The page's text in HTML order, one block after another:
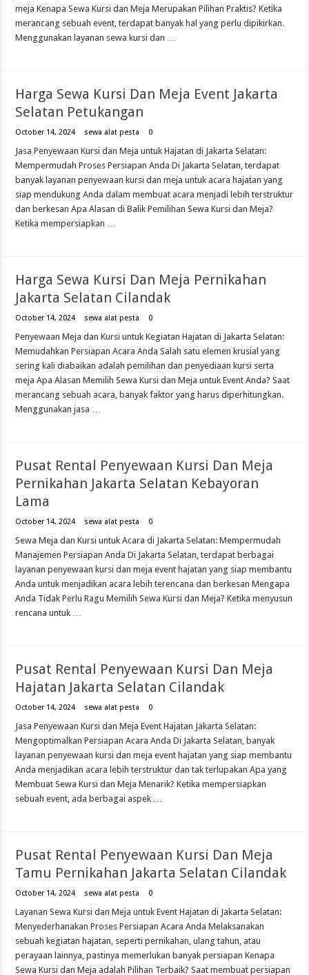
meja Kenapa Sewa Kursi dan Meja Merupakan Pilihan Praktis? Ketika
merancang sebuah event, terdapat banyak hal yang perlu dipikirkan.
Menggunakan layanan sewa kursi dan …
Harga Sewa Kursi Dan Meja Event Jakarta
Selatan Petukangan
October 14, 2024 sewa alat pesta 0
Jasa Penyewaan Kursi dan Meja untuk Hajatan di Jakarta Selatan:
Mempermudah Proses Persiapan Anda Di Jakarta Selatan, terdapat
banyak layanan penyewaan kursi dan meja untuk acara hajatan yang
siap mendukung Anda dalam membuat acara menjadi lebih terstruktur
dan berkesan Apa Alasan di Balik Pemilihan Sewa Kursi dan Meja?
Ketika mempersiapkan …
Harga Sewa Kursi Dan Meja Pernikahan
Jakarta Selatan Cilandak
October 14, 2024 sewa alat pesta 0
Penyewaan Meja dan Kursi untuk Kegiatan Hajatan di Jakarta Selatan:
Memudahkan Persiapan Acara Anda Salah satu elemen krusial yang
sering kali diabaikan adalah pemilihan dan penyediaan kursi serta
meja Apa Alasan Memilih Sewa Kursi dan Meja untuk Event Anda? Saat
merancang sebuah acara, banyak faktor yang harus diperhitungkan.
Menggunakan jasa …
Pusat Rental Penyewaan Kursi Dan Meja
Pernikahan Jakarta Selatan Kebayoran
Lama
October 14, 2024 sewa alat pesta 0
Sewa Meja dan Kursi untuk Acara di Jakarta Selatan: Mempermudah
Manajemen Persiapan Anda Di Jakarta Selatan, terdapat berbagai
layanan penyewaan kursi dan meja event hajatan yang siap membantu
Anda untuk menjadikan acara lebih terencana dan berkesan Mengapa
Anda Tidak Perlu Ragu Memilih Sewa Kursi dan Meja? Ketika menyusun
rencana untuk …
Pusat Rental Penyewaan Kursi Dan Meja
Hajatan Jakarta Selatan Cilandak
October 14, 2024 sewa alat pesta 0
Jasa Penyewaan Kursi dan Meja Event Hajatan Jakarta Selatan:
Mengoptimalkan Persiapan Acara Anda Di Jakarta Selatan, banyak
layanan penyewaan kursi dan meja event hajatan yang siap membantu
Anda menjadikan acara lebih terstruktur dan tak terlupakan Apa yang
Membuat Sewa Kursi dan Meja Menarik? Ketika mempersiapkan
sebuah event, ada berbagai aspek …
Pusat Rental Penyewaan Kursi Dan Meja
Tamu Pernikahan Jakarta Selatan Cilandak
October 14, 2024 sewa alat pesta 0
Layanan Sewa Kursi dan Meja untuk Event Hajatan di Jakarta Selatan:
Menyederhanakan Proses Persiapan Acara Anda Melaksanakan
sebuah kegiatan hajatan, seperti pernikahan, ulang tahun, atau
perayaan lainnya, pastinya memerlukan banyak persiapan Kenapa
Sewa Kursi dan Meja adalah Pilihan Terbaik? Saat membuat persiapan